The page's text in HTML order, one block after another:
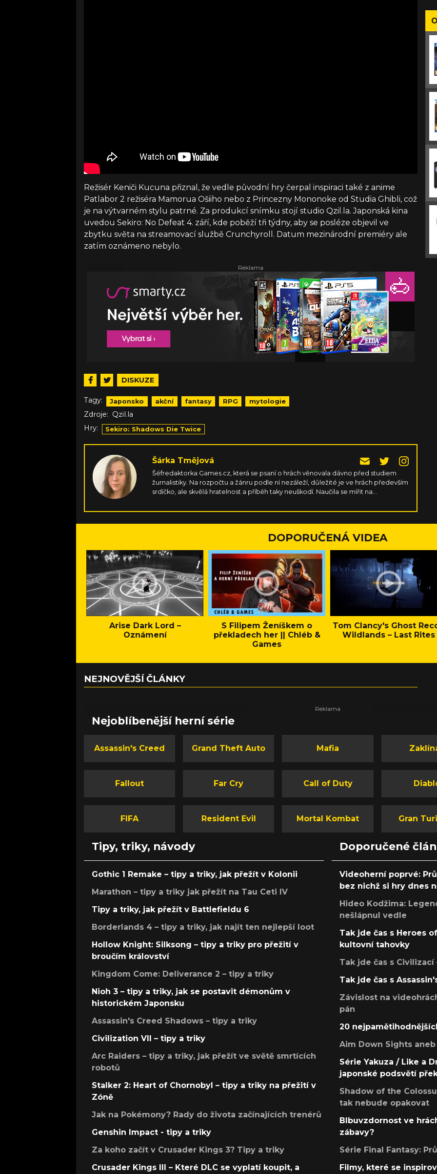
Režisér Keniči Kucuna přiznal, že vedle původní hry čerpal inspiraci také z anime
Patlabor 2 režiséra Mamorua Ošiiho nebo z Princezny Mononoke od Studia Ghibli, což
je na výtvarném stylu patrné. Za produkcí snímku stojí studio Qzil.la. Japonská kina
uvedou Sekiro: No Defeat 4. září, kde poběží tři týdny, aby se posléze objevil ve
zbytku světa na streamovací službě Crunchyroll. Datum mezinárodní premiéry ale
zatím oznámeno nebylo.
DISKUZE
Tagy: Japonsko akční fantasy RPG mytologie
Zdroje: Qzil.la
Hry:
Sekiro: Shadows Die Twice
Šárka Tmějová
Šéfredaktorka Games.cz, která se psaní o hrách věnovala dávno před studiem
žurnalistiky. Na rozpočtu a žánru podle ní nezáleží, důležité je ve hrách především
srdíčko, ale skvělá hratelnost a příběh taky neuškodí. Naučila se mířit na
DOPORUČENÁ VIDEA
Arise Dark Lord –
Oznámení
S Filipem Ženíškem o
překladech her || Chléb &
Games
Tom Clancy's Ghost
Wildlands – Last Rites
NEJNOVĚJŠÍ ČLÁNKY
Nejoblíbenější herní série
Assassin's Creed Grand Theft Auto Mafia
Fallout Far Cry Call of Duty
FIFA Resident Evil Mortal Kombat Gran
Tipy, triky, návody
Gothic 1 Remake – tipy a triky, jak přežít v Kolonii
Marathon – tipy a triky jak přežít na Tau Ceti IV
Tipy a triky, jak přežít v Battlefieldu 6
Borderlands 4 – tipy a triky, jak najít ten nejlepší loot
Hollow Knight: Silksong – tipy a triky pro přežití v
broučím království
Kingdom Come: Deliverance 2 – tipy a triky
Nioh 3 – tipy a triky, jak se postavit démonům v
historickém Japonsku
Assassin's Creed Shadows – tipy a triky
Civilization VII – tipy a triky
Arc Raiders – tipy a triky, jak přežít ve světě smrtících
robotů
Stalker 2: Heart of Chornobyl – tipy a triky na přežití v
Zóně
Jak na Pokémony? Rady do života začínajících trenérů
Genshin Impact - tipy a triky
Za koho začít v Crusader Kings 3? Tipy a triky
Crusader Kings III – Které DLC se vyplatí koupit, a
Doporučené
Videoherní poprvé:
bez nichž si hry dnes
Hideo Kodžima:
nešlápnul vedle
Tak jde čas s Heroes
kultovní tahovky
Tak jde čas s
Tak jde čas s
Závislost na
pán
20
Aim Down Sights
Série Yakuza / Like a
japonské podsvětí
Shadow of the
tak nebude opakovat
Blbuvzdornost ve
zábavy?
Série Final Fantasy:
Filmy, které se